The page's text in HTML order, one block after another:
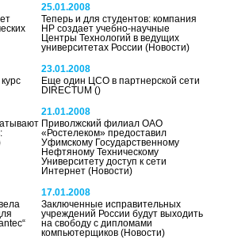
25.01.2008
Теперь и для студентов: компания
НР создает учебно-научные
Центры Технологий в ведущих
университетах России(Новости)
23.01.2008
Еще один ЦСО в партнерской сети
DIRECTUM()
21.01.2008
Приволжский филиал ОАО
«Ростелеком» предоставил
Уфимскому Государственному
Нефтяному Техническому
Университету доступ к сети
Интернет(Новости)
17.01.2008
Заключенные исправительных
учреждений России будут выходить
на свободу с дипломами
компьютерщиков(Новости)